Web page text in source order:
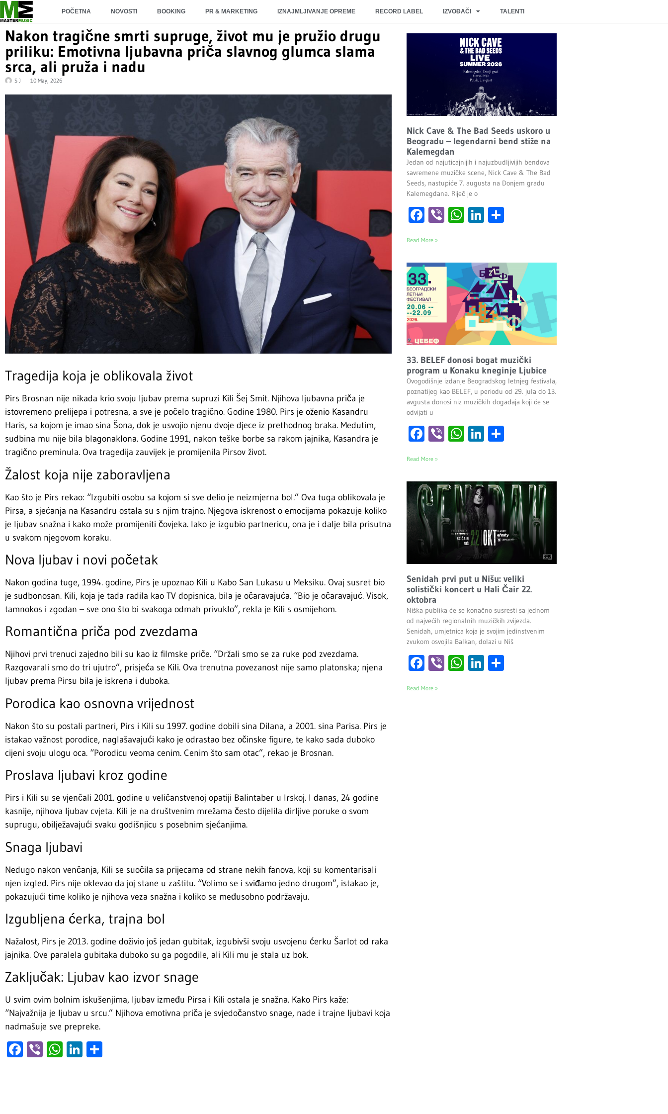
POČETNA NOVOSTI BOOKING PR & MARKETING IZNAJMLJIVANJE OPREME RECORD LABEL IZVOĐAČI TALENTI
Nakon tragične smrti supruge, život mu je pružio drugu
priliku: Emotivna ljubavna priča slavnog glumca slama
srca, ali pruža i nadu
S J 10 May, 2026
Tragedija koja je oblikovala život
Pirs Brosnan nije nikada krio svoju ljubav prema supruzi Kili Šej Smit. Njihova ljubavna priča je
istovremeno prelijepa i potresna, a sve je počelo tragično. Godine 1980. Pirs je oženio Kasan­dr­u
Haris, sa kojom je imao sina Šona, dok je usvojio njenu dvoje djece iz prethodnog braka. Medutim,
sudbina mu nije bila blagonaklona. Godine 1991, nakon teške borbe sa rakom jajnika, Kasandra je
tragično preminula. Ova tragedija zauvijek je promijenila Pirsov život.
Žalost koja nije zaboravljena
Kao što je Pirs rekao: “Izgubiti osobu sa kojom si sve delio je neizmjerna bol.” Ova tuga oblikovala je
Pirsa, a sjećanja na Kasandru ostala su s njim trajno. Njegova iskrenost o emocijama pokazuje koliko
je ljubav snažna i kako može promijeniti čovjeka. Iako je izgubio partnericu, ona je i dalje bila prisutna
u svakom njegovom koraku.
Nova ljubav i novi početak
Nakon godina tuge, 1994. godine, Pirs je upoznao Kili u Kabo San Lukasu u Meksiku. Ovaj susret bio
je sudbonosan. Kili, koja je tada radila kao TV dopisnica, bila je očaravajuća. “Bio je očaravajuć. Visok,
tamnokos i zgodan – sve ono što bi svakoga odmah privuklo”, rekla je Kili s osmijehom.
Romantična priča pod zvezdama
Njihovi prvi trenuci zajedno bili su kao iz filmske priče. “Držali smo se za ruke pod zvezdama.
Razgovarali smo do tri ujutro”, prisjeća se Kili. Ova trenutna povezanost nije samo platonska; njena
ljubav prema Pirsu bila je iskrena i duboka.
Porodica kao osnovna vrijednost
Nakon što su postali partneri, Pirs i Kili su 1997. godine dobili sina Dilana, a 2001. sina Parisa. Pirs je
istakao važnost porodice, naglašavajući kako je odrastao bez očinske figure, te kako sada duboko
cijeni svoju ulogu oca. “Porodicu veoma cenim. Cenim što sam otac”, rekao je Brosnan.
Proslava ljubavi kroz godine
Pirs i Kili su se vjenčali 2001. godine u veličanstvenoj opatiji Balintaber u Irskoj. I danas, 24 godine
kasnije, njihova ljubav cvjeta. Kili je na društvenim mrežama često dijelila dirljive poruke o svom
suprugu, obilježavajući svaku godišnjicu s posebnim sjećanjima.
Snaga ljubavi
Nedugo nakon venčanja, Kili se suočila sa prijecama od strane nekih fanova, koji su komentarisali
njen izgled. Pirs nije oklevao da joj stane u zaštitu. “Volimo se i sviđamo jedno drugom”, istakao je,
pokazujući time koliko je njihova veza snažna i koliko se međusobno podržavaju.
Izgubljena ćerka, trajna bol
Nažalost, Pirs je 2013. godine doživio još jedan gubitak, izgubivši svoju usvojenu ćerku Šarlot od raka
jajnika. Ove paralela gubitaka duboko su ga pogodile, ali Kili mu je stala uz bok.
Zaključak: Ljubav kao izvor snage
U svim ovim bolnim iskušenjima, ljubav između Pirsa i Kili ostala je snažna. Kako Pirs kaže:
“Najvažnija je ljubav u srcu.” Njihova emotivna priča je svjedočanstvo snage, nade i trajne ljubavi koja
nadmašuje sve prepreke.
Facebook
ViberWhatsApp
LinkedIn
Nick Cave & The Bad Seeds uskoro u
Beogradu – legendarni bend stiže na
Kalemegdan
Jedan od najuticajnijih i najuzbudljivijih bendova
savremene muzičke scene, Nick Cave & The Bad
Seeds, nastupiće 7. augusta na Donjem gradu
Kalemegdana. Riječ je o
Facebook
ViberWhatsApp
LinkedIn
Read More »
33. BELEF donosi bogat muzički
program u Konaku kneginje Ljubice
Ovogodišnje izdanje Beogradskog letnjeg festivala,
poznatijeg kao BELEF, u periodu od 29. jula do 13.
avgusta donosi niz muzičkih događaja koji će se
odvijati u
Facebook
ViberWhatsApp
LinkedIn
Read More »
Senidah prvi put u Nišu: veliki
solistički koncert u Hali Čair 22.
oktobra
Niška publika će se konačno susresti sa jednom
od najvećih regionalnih muzičkih zvijezda.
Senidah, umjetnica koja je svojim jedinstvenim
zvukom osvojila Balkan, dolazi u Niš
Facebook
ViberWhatsApp
LinkedIn
Read More »